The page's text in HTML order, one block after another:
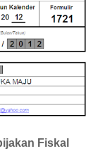
Fiskal